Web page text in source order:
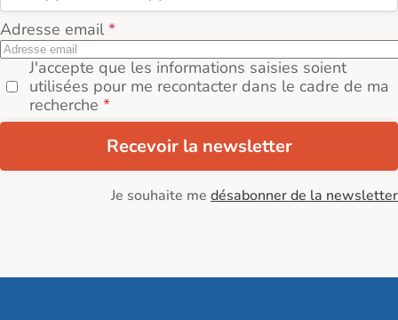
Adresse email
J'accepte que les informations saisies soient
utilisées pour me recontacter dans le cadre de ma
recherche
Recevoir la newsletter
Je souhaite me désabonner de la newsletter